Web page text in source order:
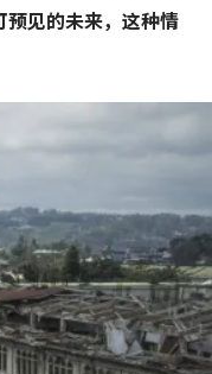
见的未来，这种情